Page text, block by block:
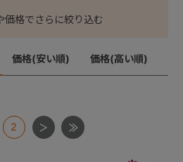
価格でさらに絞り込む
価格(安い順) 価格(高い順)
2